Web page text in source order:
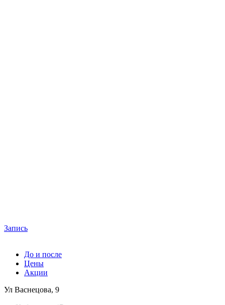
Запись
До и после
Цены
Акции
Ул Васнецова, 9